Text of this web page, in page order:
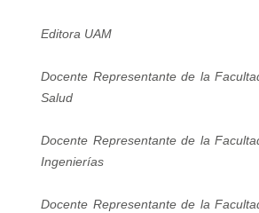
Editora UAM
Docente Representante de la
Salud
Docente Representante de la
Ingenierías
Docente Representante de la